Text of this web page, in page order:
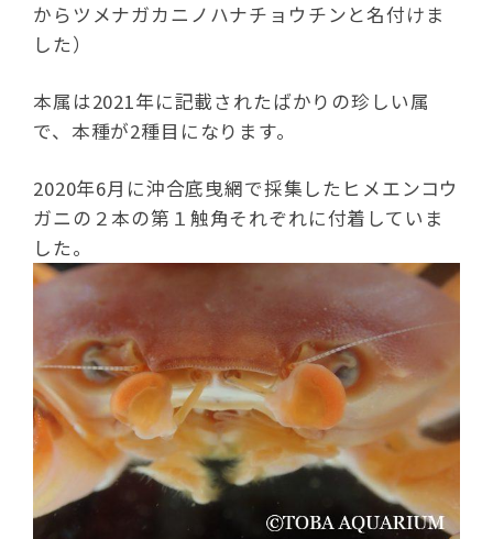
からツメナガカニノハナチョウチンと名付けま
した）
本属は2021年に記載されたばかりの珍しい属
で、本種が2種目になります。
2020年6月に沖合底曳網で採集したヒメエンコウ
ガニの２本の第１触角それぞれに付着していま
した。